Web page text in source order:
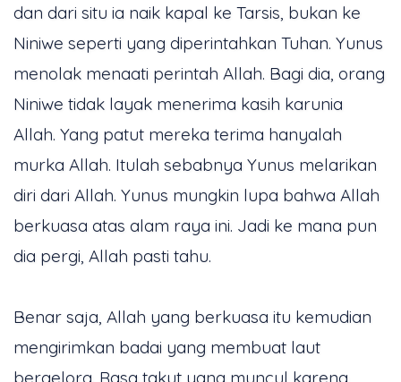
dan dari situ ia naik kapal ke Tarsis, bukan ke
Niniwe seperti yang diperintahkan Tuhan. Yunus
menolak menaati perintah Allah. Bagi dia, orang
Niniwe tidak layak menerima kasih karunia
Allah. Yang patut mereka terima hanyalah
murka Allah. Itulah sebabnya Yunus melarikan
diri dari Allah. Yunus mungkin lupa bahwa Allah
berkuasa atas alam raya ini. Jadi ke mana pun
dia pergi, Allah pasti tahu.
Benar saja, Allah yang berkuasa itu kemudian
mengirimkan badai yang membuat laut
bergelora. Rasa takut yang muncul karena